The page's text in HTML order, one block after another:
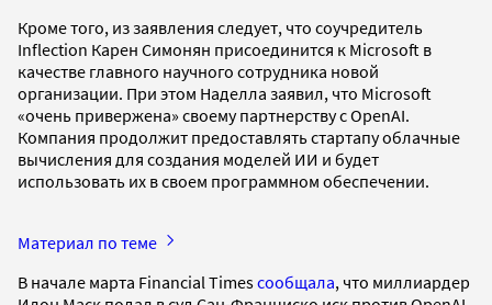
Кроме того, из заявления следует, что соучредитель
Inflection Карен Симонян присоединится к Microsoft в
качестве главного научного сотрудника новой
организации. При этом Наделла заявил, что Microsoft
«очень привержена» своему партнерству с OpenAI.
Компания продолжит предоставлять стартапу облачные
вычисления для создания моделей ИИ и будет
использовать их в своем программном обеспечении.
Материал по теме
В начале марта Financial Timesсообщала, что миллиардер